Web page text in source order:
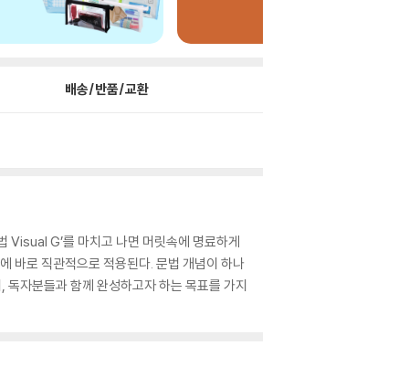
배송/반품/교환
Visual G’를 마치고 나면 머릿속에 명료하게
바로 직관적으로 적용된다. 문법 개념이 하나
독자분들과 함께 완성하고자 하는 목표를 가지